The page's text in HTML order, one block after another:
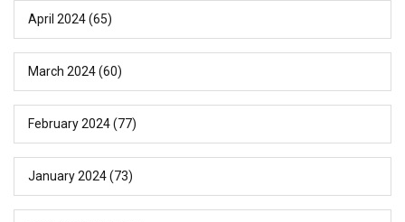
April 2024(65)
March 2024(60)
February 2024(77)
January 2024(73)